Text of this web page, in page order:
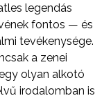
legendás
fontos — és
tevékenysége.
a zenei
olyan alkotó
irodalomban is